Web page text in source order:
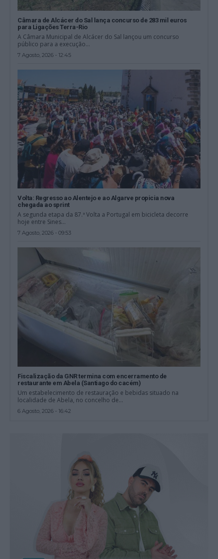
Câmara de Alcácer do Sal lança concurso de 283 mil euros
para Ligações Terra-Rio
A Câmara Municipal de Alcácer do Sal lançou um concurso
público para a execução...
7 Agosto, 2026 - 12:45
Volta: Regresso ao Alentejo e ao Algarve propicia nova
chegada ao sprint
A segunda etapa da 87.ª Volta a Portugal em bicicleta decorre
hoje entre Sines...
7 Agosto, 2026 - 09:53
Fiscalização da GNR termina com encerramento de
restaurante em Abela (Santiago do cacém)
Um estabelecimento de restauração e bebidas situado na
localidade de Abela, no concelho de...
6 Agosto, 2026 - 16:42